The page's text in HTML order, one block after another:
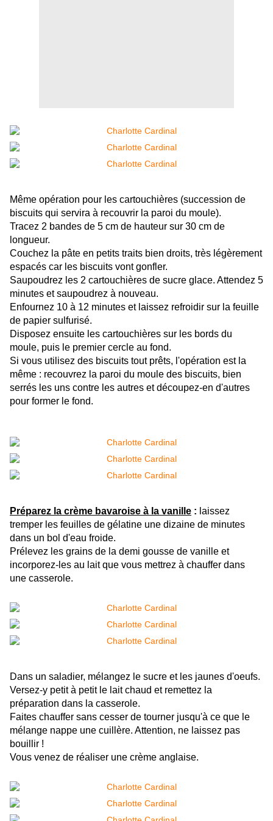
Même opération pour les cartouchières (succession de
biscuits qui servira à recouvrir la paroi du moule).
Tracez 2 bandes de 5 cm de hauteur sur 30 cm de
longueur.
Couchez la pâte en petits traits bien droits, très légèrement
espacés car les biscuits vont gonfler.
Saupoudrez les 2 cartouchières de sucre glace. Attendez 5
minutes et saupoudrez à nouveau.
Enfournez 10 à 12 minutes et laissez refroidir sur la feuille
de papier sulfurisé.
Disposez ensuite les cartouchières sur les bords du
moule, puis le premier cercle au fond.
Si vous utilisez des biscuits tout prêts, l'opération est la
même : recouvrez la paroi du moule des biscuits, bien
serrés les uns contre les autres et découpez-en d'autres
pour former le fond.
Préparez la crème bavaroise à la vanille : laissez
tremper les feuilles de gélatine une dizaine de minutes
dans un bol d'eau froide.
Prélevez les grains de la demi gousse de vanille et
incorporez-les au lait que vous mettrez à chauffer dans
une casserole.
Dans un saladier, mélangez le sucre et les jaunes d'oeufs.
Versez-y petit à petit le lait chaud et remettez la
préparation dans la casserole.
Faites chauffer sans cesser de tourner jusqu'à ce que le
mélange nappe une cuillère. Attention, ne laissez pas
bouillir !
Vous venez de réaliser une crème anglaise.